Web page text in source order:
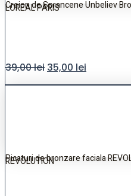
Creion de Sprancene Unbeliev
LOREAL PARIS
39,00lei 35,00 lei
Picaturi de bronzare faciala
REVOLUTION